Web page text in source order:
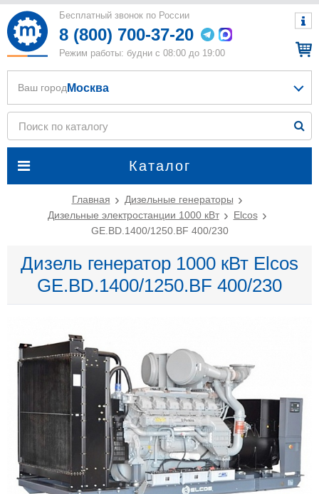
Бесплатный звонок по России
8 (800) 700-37-20
Режим работы: будни с 08:00 до 19:00
Каталог
Ваш город Москва
Главная
Дизельные генераторы
Дизельные электростанции 1000 кВт
Elcos
GE.BD.1400/1250.BF 400/230
Дизель генератор 1000 кВт Elcos
GE.BD.1400/1250.BF 400/230